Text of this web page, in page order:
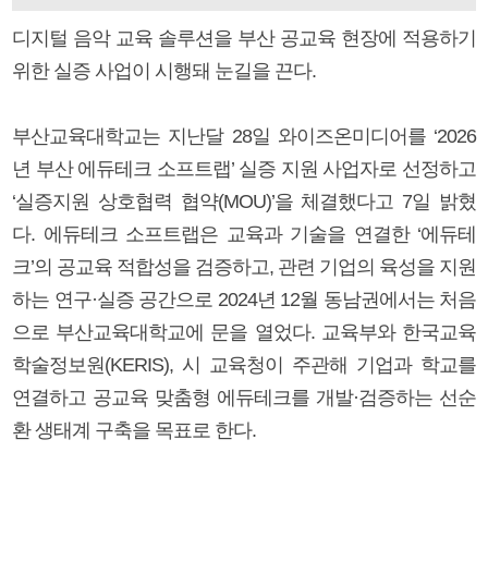
디지털 음악 교육 솔루션을 부산 공교육 현장에 적용하기
위한 실증 사업이 시행돼 눈길을 끈다.
부산교육대학교는 지난달 28일 와이즈온미디어를 ‘2026
년 부산 에듀테크 소프트랩’ 실증 지원 사업자로 선정하고
‘실증지원 상호협력 협약(MOU)’을 체결했다고 7일 밝혔
다. 에듀테크 소프트랩은 교육과 기술을 연결한 ‘에듀테
크’의 공교육 적합성을 검증하고, 관련 기업의 육성을 지원
하는 연구·실증 공간으로 2024년 12월 동남권에서는 처음
으로 부산교육대학교에 문을 열었다. 교육부와 한국교육
학술정보원(KERIS), 시 교육청이 주관해 기업과 학교를
연결하고 공교육 맞춤형 에듀테크를 개발·검증하는 선순
환 생태계 구축을 목표로 한다.